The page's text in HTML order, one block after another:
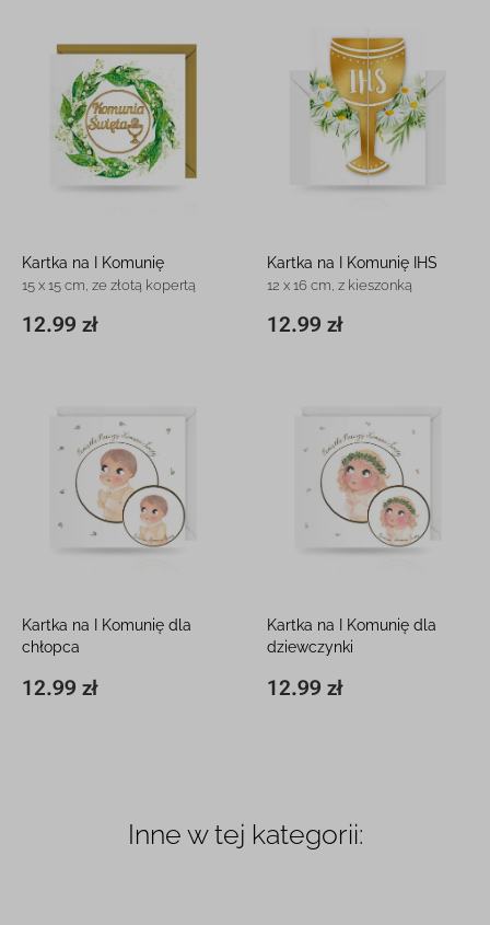
Kartka na I Komunię
15 x 15 cm, ze złotą kopertą
12.99 zł
15 x 15 cm
Kartka na I Komunię IHS
12 x 16 cm, z kieszonką
12.99 zł
11,8 x 16,3 cm
Kartka na I Komunię dla
chłopca
12.99 zł
15 x 15 cm
Kartka na I Komunię dla
dziewczynki
12.99 zł
15 x 15 cm
Inne w tej kategorii: